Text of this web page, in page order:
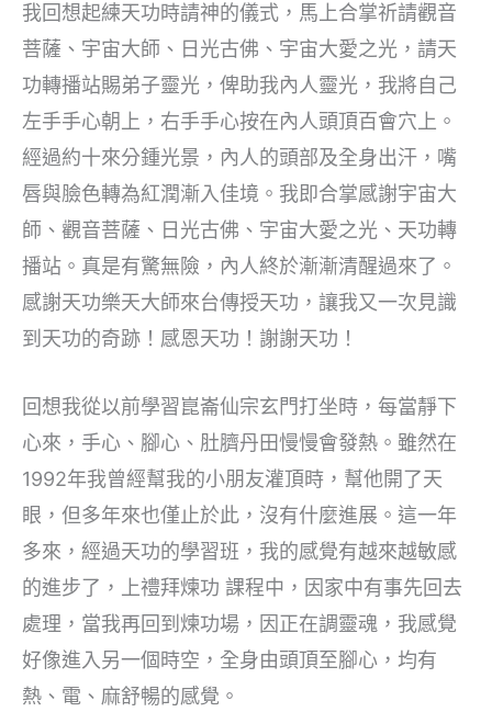
我回想起練天功時請神的儀式，馬上合掌祈請觀音
菩薩、宇宙大師、日光古佛、宇宙大愛之光，請天
功轉播站賜弟子靈光，俾助我內人靈光，我將自己
左手手心朝上，右手手心按在內人頭頂百會穴上。
經過約十來分鍾光景，內人的頭部及全身出汗，嘴
唇與臉色轉為紅潤漸入佳境。我即合掌感謝宇宙大
師、觀音菩薩、日光古佛、宇宙大愛之光、天功轉
播站。真是有驚無險，內人終於漸漸清醒過來了。
感謝天功樂天大師來台傳授天功，讓我又一次見識
到天功的奇跡！感恩天功！謝謝天功！
回想我從以前學習崑崙仙宗玄門打坐時，每當靜下
心來，手心、腳心、肚臍丹田慢慢會發熱。雖然在
1992年我曾經幫我的小朋友灌頂時，幫他開了天
眼，但多年來也僅止於此，沒有什麼進展。這一年
多來，經過天功的學習班，我的感覺有越來越敏感
的進步了，上禮拜煉功 課程中，因家中有事先回去
處理，當我再回到煉功場，因正在調靈魂，我感覺
好像進入另一個時空，全身由頭頂至腳心，均有
熱、電、麻舒暢的感覺。